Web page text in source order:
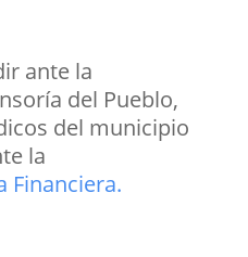
ante la
del Pueblo,
del municipio
la
Financiera.